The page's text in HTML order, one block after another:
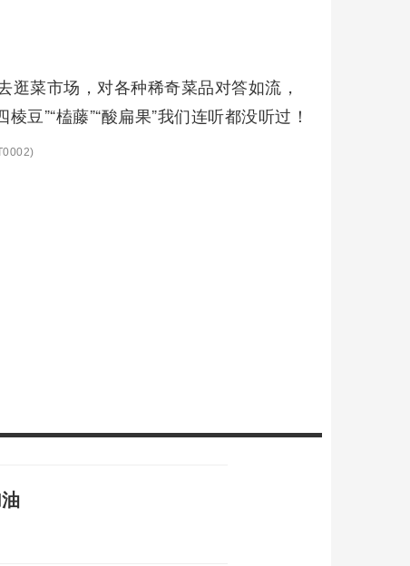
菜市场，对各种稀奇菜品对答如流，
豆”“榼藤”“酸扁果”我们连听都没听过！